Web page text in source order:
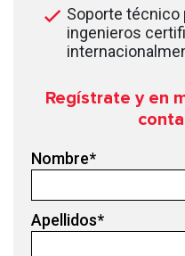
Soporte técnico
ingenieros
Regístrate y en
Nombre*
Apellidos*